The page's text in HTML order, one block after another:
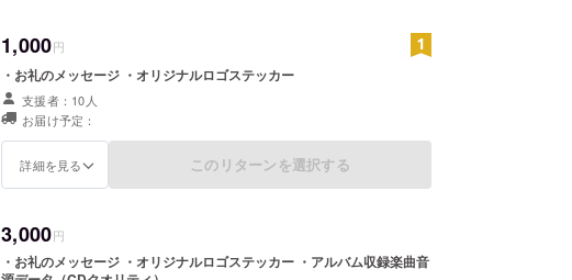
1,000円
・お礼のメッセージ ・オリジナルロゴステッカー
支援者：10人
お届け予定：
詳細を見る このリターンを選択する
3,000円
・お礼のメッセージ ・オリジナルロゴステッカー ・アルバム収録楽曲音